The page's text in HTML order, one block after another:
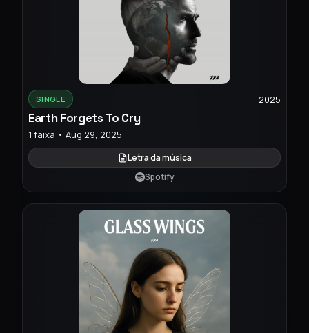
SINGLE 2025
Earth Forgets To Cry
1 faixa • Aug 29, 2025
Letra da música
Spotify